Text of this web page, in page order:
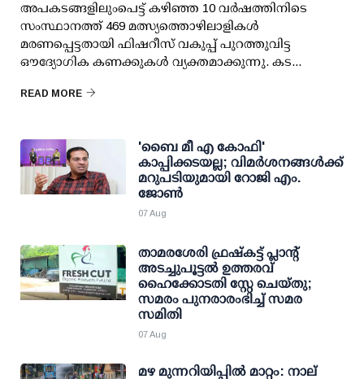
അപകടങ്ങളിലുംപെട്ട് കഴിഞ്ഞ 10 വര്‍ഷത്തിനിടെ
സംസ്ഥാനത്ത് 469 മത്സ്യത്തൊഴിലാളികള്‍
മരണപ്പെട്ടതായി ഫിഷറീസ് വകുപ്പ് പുറത്തുവിട്ട
ഔദ്യോഗിക കണക്കുകള്‍ വ്യക്തമാക്കുന്നു. കട...
READ MORE
'ബൈ മീ എ കോഫി'
കാപ്പിക്കടയല്ല; വിമര്‍ശനങ്ങള്‍ക്ക്
മറുപടിയുമായി റോജി എം.
ജോണ്‍
07 Aug
താമരശേരി ഫ്രഷ്കട്ട് പ്ലാന്റ്
അടച്ചുപൂട്ടൽ ഉത്തരവ്
ഹൈക്കോടതി സ്റ്റേ ചെയ്തു;
സമരം പുനരാരംഭിച്ച് സമര
സമിതി
07 Aug
മഴ മുന്നറിയിപ്പില്‍ മാറ്റം: നാല്